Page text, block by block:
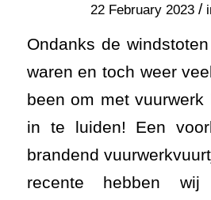
22 February 2023 /
Ondanks de
waren en toch weer
been om met
in te luiden! Een
brandend
recente hebben